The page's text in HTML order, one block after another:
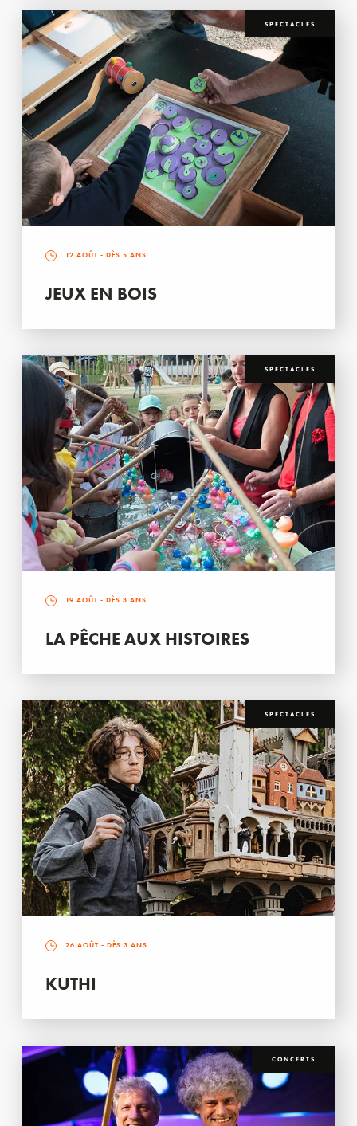
SPECTACLES
12 AOÛT - DÈS 5 ANS
JEUX EN BOIS
SPECTACLES
19 AOÛT - DÈS 3 ANS
LA PÊCHE AUX HISTOIRES
SPECTACLES
26 AOÛT - DÈS 3 ANS
KUTHI
CONCERTS